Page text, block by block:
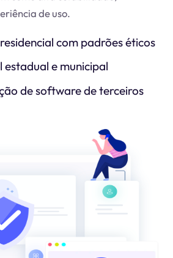
de uso.
com padrões éticos
estadual e municipal
de software de terceiros